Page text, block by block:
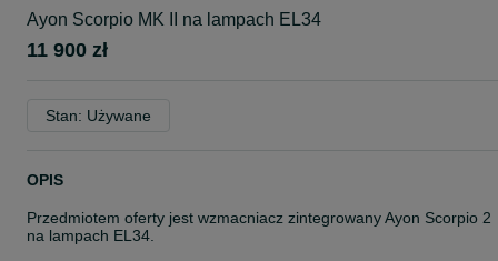
Ayon Scorpio MK II na lampach EL34
11 900 zł
Stan: Używane
OPIS
Przedmiotem oferty jest wzmacniacz zintegrowany Ayon Scorpio 2
na lampach EL34.